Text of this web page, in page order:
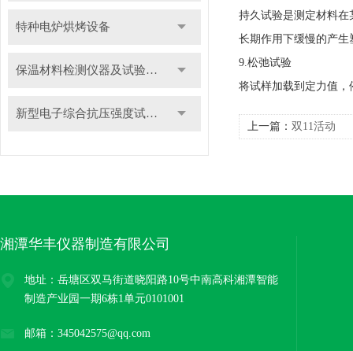
特种电炉烘烤设备
保温材料检测仪器及试验装置
新型电子综合抗压强度试验机
持久试验是测定材料
长期作用下缓慢的产生
9.松弛试验
将试样加载到定力值
上一篇： 双11活动
湘潭华丰仪器制造有限公司
地址：岳塘区双马街道晓阳路10号中南高科湘潭智能
制造产业园一期6栋1单元0101001
邮箱：345042575@qq.com